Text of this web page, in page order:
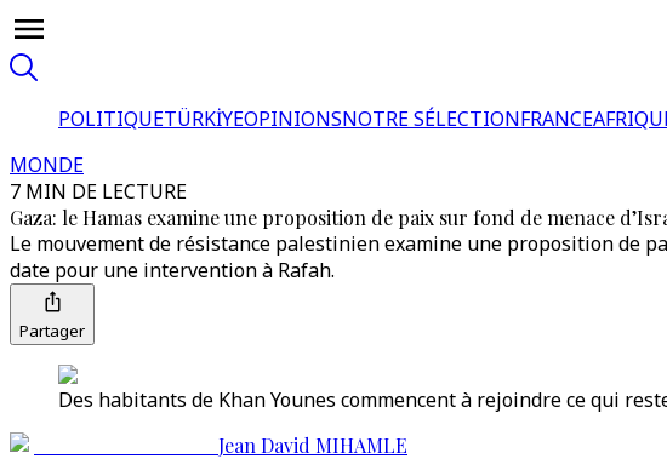
POLITIQUETÜRKİYEOPINIONSNOTRE SÉLECTIONFRANCE
MONDE
7 MIN DE LECTURE
Gaza: le Hamas examine une proposition de paix sur fond de menace
Le mouvement de résistance palestinien examine une proposition de
date pour une intervention à Rafah.
Partager
Des habitants de Khan Younes commencent à rejoindre ce qui
Jean David MIHAMLE